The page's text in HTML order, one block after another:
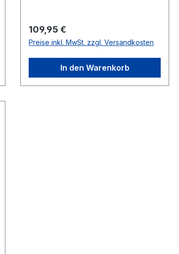
Regulärer Preis:
109,95 €
Preise inkl. MwSt. zzgl. Versandkosten
In den Warenkorb